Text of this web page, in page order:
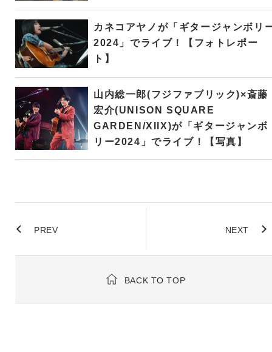
カネコアヤノが「ギタージャンボリ
2024」でライブ！【フォトレポー
ト】
山内総一郎(フジファブリック)×斎藤
宏介(UNISON SQUARE
GARDEN/XIIX)が「ギタージャンボ
リー2024」でライブ！【写真】
PREV NEXT
BACK TO TOP